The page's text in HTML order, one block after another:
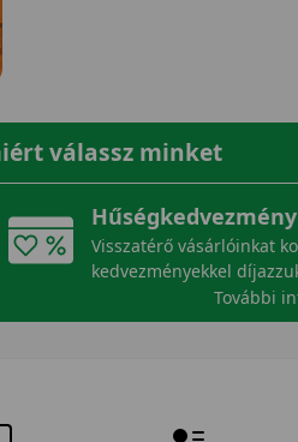
válassz minket
Hűségkedvezmény
Visszatérő vásárlóinkat
kedvezményekkel
További